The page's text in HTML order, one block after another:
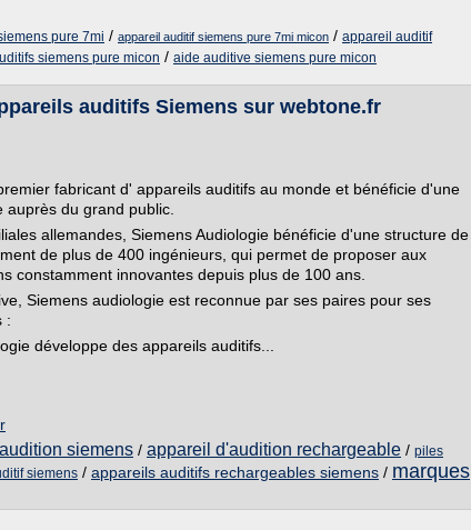
pure 7mi / appareil auditif siemens pure 7mi micon / appareil auditif
siemens pure micon / aide auditive siemens pure micon
auditifs Siemens sur webtone.fr
fabricant d' appareils auditifs au monde et bénéficie d'une
du grand public.
allemandes, Siemens Audiologie bénéficie d'une structure de
de plus de 400 ingénieurs, qui permet de proposer aux
constamment innovantes depuis plus de 100 ans.
Siemens audiologie est reconnue par ses paires pour ses
:
développe des appareils auditifs...
siemens / appareil d'audition rechargeable / piles
siemens / appareils auditifs rechargeables siemens / marques